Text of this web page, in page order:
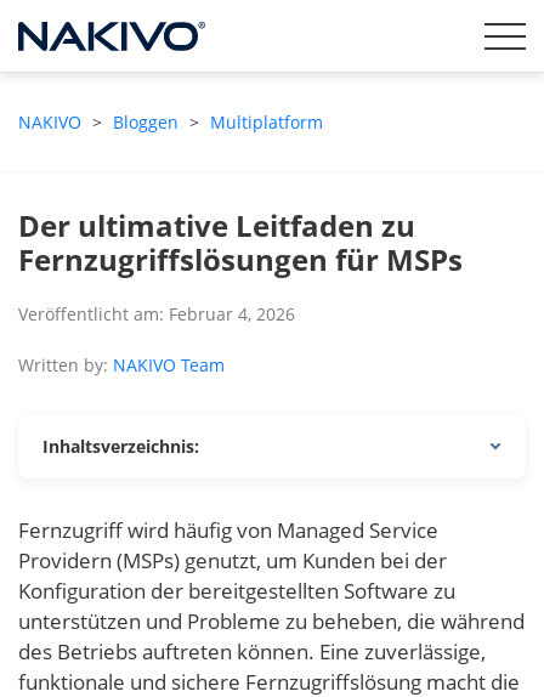
NAKIVO > Bloggen > Multiplatform
Der ultimative Leitfaden zu
Fernzugriffslösungen für MSPs
Veröffentlicht am: Februar 4, 2026
Written by: NAKIVO Team
Inhaltsverzeichnis:
Fernzugriff wird häufig von Managed Service
Providern (MSPs) genutzt, um Kunden bei der
Konfiguration der bereitgestellten Software zu
unterstützen und Probleme zu beheben, die während
des Betriebs auftreten können. Eine zuverlässige,
funktionale und sichere Fernzugriffslösung macht die